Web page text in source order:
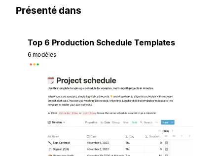
Présenté dans
Top 6 Production Schedule Templates
6 modèles